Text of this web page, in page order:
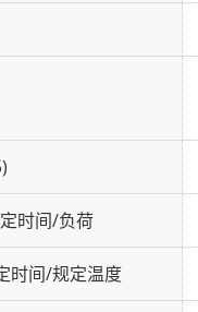
时间/负荷
时间/规定温度